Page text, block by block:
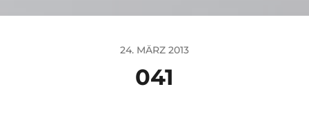
24. MÄRZ 2013
041